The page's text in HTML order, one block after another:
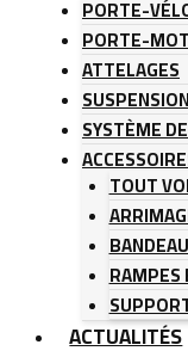
PORTE-
PORTE-
ATTELAGES
SYSTÈME
TOUT
RAMPES
ACTUALITÉS